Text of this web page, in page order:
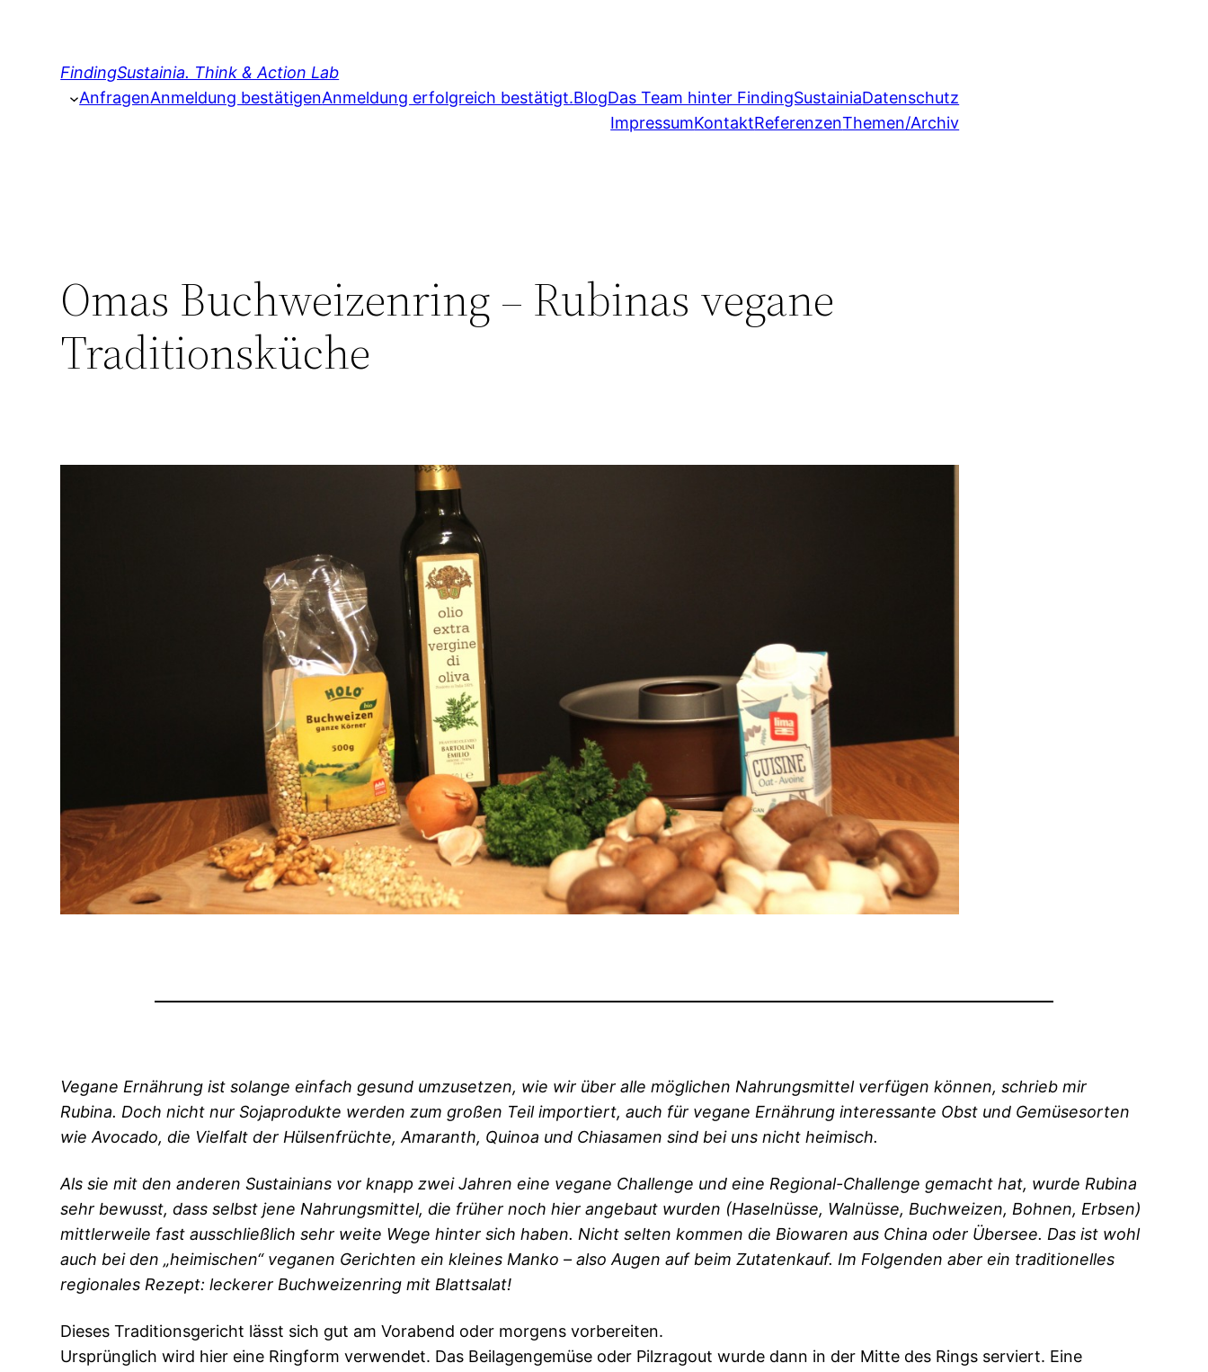
FindingSustainia. Think & Action Lab
AnfragenAnmeldung bestätigenAnmeldung erfolgreich bestätigt.BlogDas Team hinter FindingSustainiaDatenschutz
ImpressumKontaktReferenzenThemen/Archiv
Omas Buchweizenring – Rubinas vegane
Traditionsküche
Vegane Ernährung ist solange einfach gesund umzusetzen, wie wir über alle möglichen Nahrungsmittel verfügen können, schrieb mir
Rubina. Doch nicht nur Sojaprodukte werden zum großen Teil importiert, auch für vegane Ernährung interessante Obst und Gemüsesorten
wie Avocado, die Vielfalt der Hülsenfrüchte, Amaranth, Quinoa und Chiasamen sind bei uns nicht heimisch.
Als sie mit den anderen Sustainians vor knapp zwei Jahren eine vegane Challenge und eine Regional-Challenge gemacht hat, wurde Rubina
sehr bewusst, dass selbst jene Nahrungsmittel, die früher noch hier angebaut wurden (Haselnüsse, Walnüsse, Buchweizen, Bohnen, Erbsen)
mittlerweile fast ausschließlich sehr weite Wege hinter sich haben. Nicht selten kommen die Biowaren aus China oder Übersee. Das ist wohl
auch bei den „heimischen“ veganen Gerichten ein kleines Manko – also Augen auf beim Zutatenkauf. Im Folgenden aber ein traditionelles
regionales Rezept: leckerer Buchweizenring mit Blattsalat!
Dieses Traditionsgericht lässt sich gut am Vorabend oder morgens vorbereiten.
Ursprünglich wird hier eine Ringform verwendet. Das Beilagengemüse oder Pilzragout wurde dann in der Mitte des Rings serviert. Eine